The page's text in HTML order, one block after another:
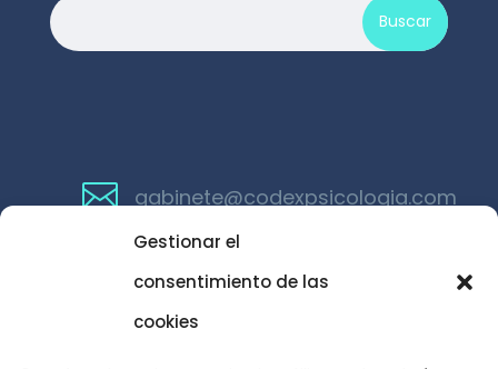
Gestionar el
consentimiento de las
cookies
 gabinete@codexpsicologia.com